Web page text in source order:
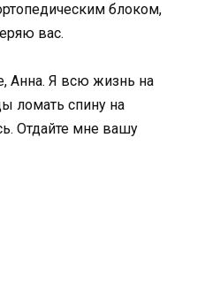
блоком,
вас.
Анна. Я всю жизнь на
ломать спину на
Отдайте мне вашу